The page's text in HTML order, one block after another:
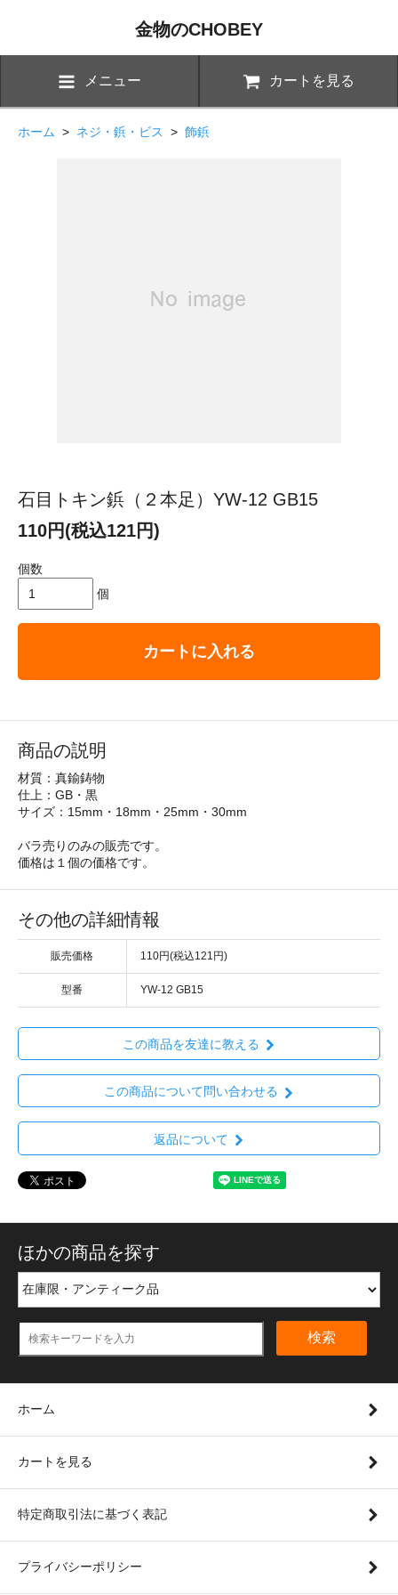
金物のCHOBEY
メニュー カートを見る
ホーム > ネジ・鋲・ビス > 飾鋲
石目トキン鋲（２本足）YW-12 GB15
110円(税込121円)
個数
個
カートに入れる
商品の説明
材質：真鍮鋳物
仕上：GB・黒
サイズ：15mm・18mm・25mm・30mm
バラ売りのみの販売です。
価格は１個の価格です。
その他の詳細情報
販売価格 110円(税込121円)
型番 YW-12 GB15
この商品を友達に教える
この商品について問い合わせる
返品について
ほかの商品を探す
検索
ホーム
カートを見る
特定商取引法に基づく表記
プライバシーポリシー